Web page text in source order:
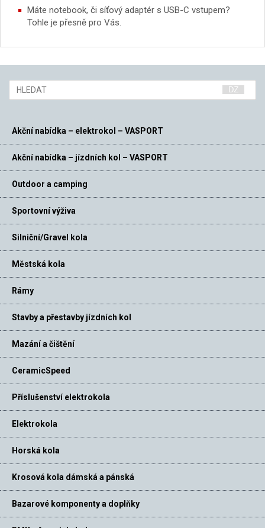
Máte notebook, či síťový adaptér s USB-C vstupem?
Tohle je přesně pro Vás.
Akční nabídka – elektrokol – VASPORT
Akční nabídka – jízdních kol – VASPORT
Outdoor a camping
Sportovní výživa
Silniční/Gravel kola
Městská kola
Rámy
Stavby a přestavby jízdních kol
Mazání a čištění
CeramicSpeed
Příslušenství elektrokola
Elektrokola
Horská kola
Krosová kola dámská a pánská
Bazarové komponenty a doplňky